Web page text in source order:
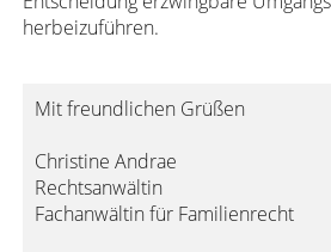
herbeizuführen.
Mit freundlichen Grüßen
Christine Andrae
Rechtsanwältin
Fachanwältin für Familienrecht